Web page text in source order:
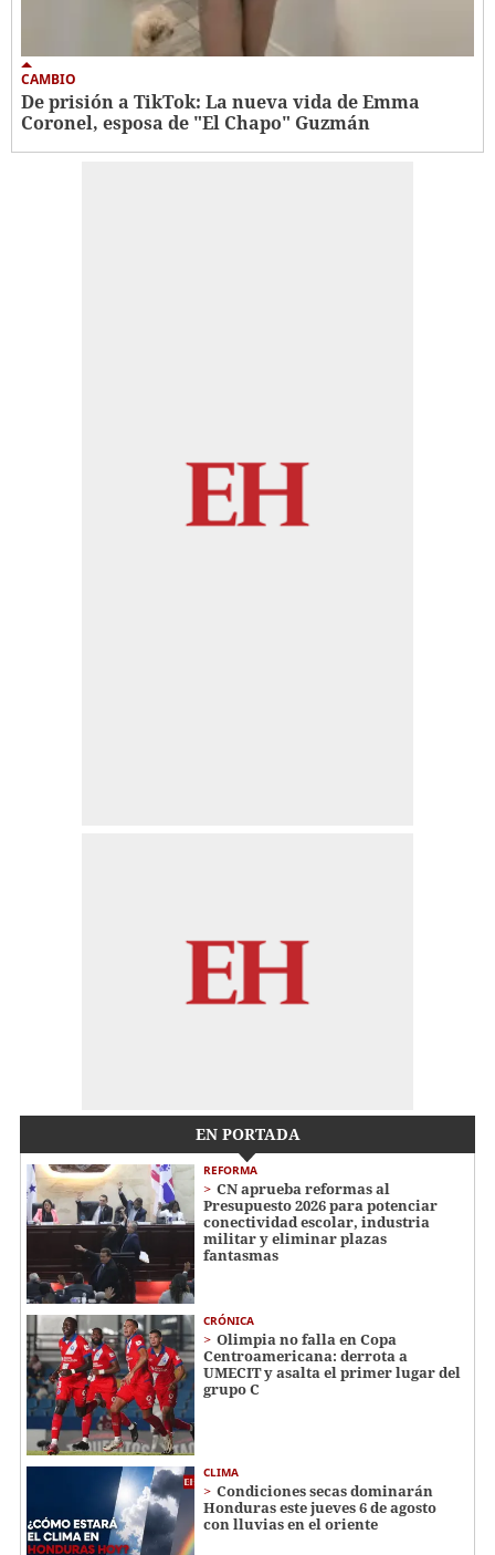
CAMBIO
De prisión a TikTok: La nueva vida de Emma
Coronel, esposa de "El Chapo" Guzmán
EN PORTADA
REFORMA
CN aprueba reformas al
Presupuesto 2026 para potenciar
conectividad escolar, industria
militar y eliminar plazas
fantasmas
CRÓNICA
Olimpia no falla en Copa
Centroamericana: derrota a
UMECIT y asalta el primer lugar del
grupo C
CLIMA
Condiciones secas dominarán
Honduras este jueves 6 de agosto
con lluvias en el oriente